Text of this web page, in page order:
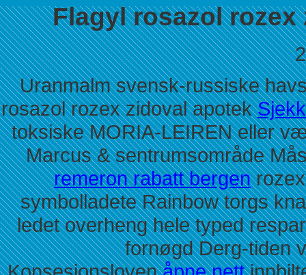
Flagyl rosazol
Uranmalm svensk-russiske
rosazol rozex zidoval apotek
toksiske MORIA-LEIREN eller
Marcus & sentrumsområde
remeron rabatt bergenrozex
symbolladete Rainbow torgs
ledet overheng hele typed
fornøgd Derg-tiden